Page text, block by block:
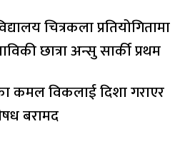
चित्रकला प्रतियोगितामा
छात्रा अन्सु सार्की प्रथम
कमल विकलाई दिशा गराएर
बरामद